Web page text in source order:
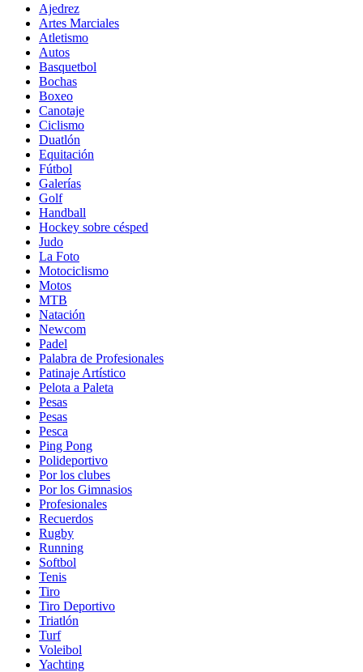
Ajedrez
Artes Marciales
Atletismo
Autos
Basquetbol
Bochas
Boxeo
Canotaje
Ciclismo
Duatlón
Equitación
Fútbol
Galerías
Golf
Handball
Hockey sobre césped
Judo
La Foto
Motociclismo
Motos
MTB
Natación
Newcom
Padel
Palabra de Profesionales
Patinaje Artístico
Pelota a Paleta
Pesas
Pesas
Pesca
Ping Pong
Polideportivo
Por los clubes
Por los Gimnasios
Profesionales
Recuerdos
Rugby
Running
Softbol
Tenis
Tiro
Tiro Deportivo
Triatlón
Turf
Voleibol
Yachting